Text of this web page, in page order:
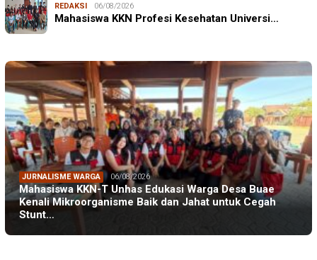
REDAKSI 06/08/2026
Mahasiswa KKN Profesi Kesehatan Universi…
JURNALISME WARGA 06/08/2026
Mahasiswa KKN-T Unhas Edukasi Warga Desa Buae
Kenali Mikroorganisme Baik dan Jahat untuk Cegah
Stunt…